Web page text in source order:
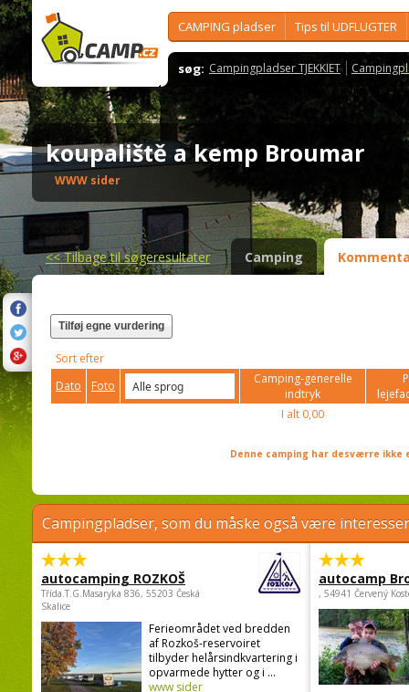
CAMPING pladser Tips til UDFLUGTER
søg: Campingpladser TJEKKIET
koupaliště a kemp Broumar
WWW sider
<<Tilbage til søgeresultater Camping
Tilføj egne vurdering
Sort efter
Dato
Foto
Camping-generelle
indtryk
I alt 0,00
Denne camping har desværre
Campingpladser, som du måske også være
autocamping ROZKOŠ
Třída.T.G.Masaryka 836, 55203 Česká
Skalice
Ferieområdet ved bredden
af Rozkoš-reservoiret
tilbyder helårsindkvartering i
opvarmede hytter og i ...
www sider
autocamp
, 54941 Červený